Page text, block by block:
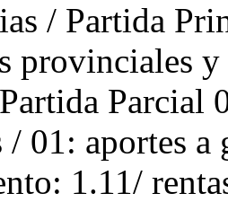
/ Partida
provinciales
Parcial
01: aportes a
1.11/